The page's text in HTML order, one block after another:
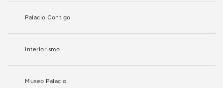
Palacio Contigo
Interiorismo
Museo Palacio